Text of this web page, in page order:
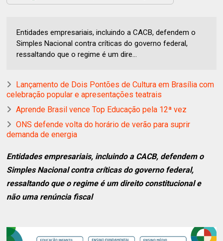
Entidades empresariais, incluindo a CACB, defendem o
Simples Nacional contra críticas do governo federal,
ressaltando que o regime é um dire...
Lançamento de Dois Pontões de Cultura em Brasília com
celebração popular e apresentações teatrais
Aprende Brasil vence Top Educação pela 12ª vez
ONS defende volta do horário de verão para suprir
demanda de energia
Entidades empresariais, incluindo a CACB, defendem o
Simples Nacional contra críticas do governo federal,
ressaltando que o regime é um direito constitucional e
não uma renúncia fiscal